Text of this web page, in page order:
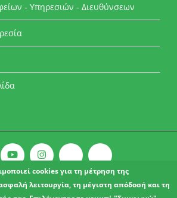
- Υπηρεσιών - Διευθύνσεων
© 2021 l Δήμος Αχαρνών.
cookies για τη μέτρηση της
λειτουργία, τη μέγιστη απόδοσή και τη